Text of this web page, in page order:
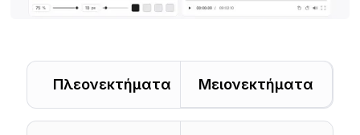
Πλεονεκτήματα Μειονεκτήματα